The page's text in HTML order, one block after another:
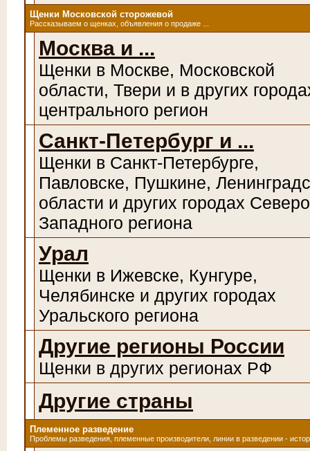
Щенки Московской сторожевой
Рассказываем о щенках, объявления о продаже ...
Москва и ...
Щенки в Москве, Московской
области, Твери и в других
центрального регион
Санкт-Петербург и ...
Щенки в Санкт-Петербурге,
Павловске, Пушкине,
области и других городах
Западного региона
Урал
Щенки в Ижевске, Кунгуре,
Челябинске и других городах
Уральского региона
Другие регионы России
Щенки в других регионах РФ
Другие страны
Племенное разведение
Проблемы разведения, племенные производители, линии в разведении -